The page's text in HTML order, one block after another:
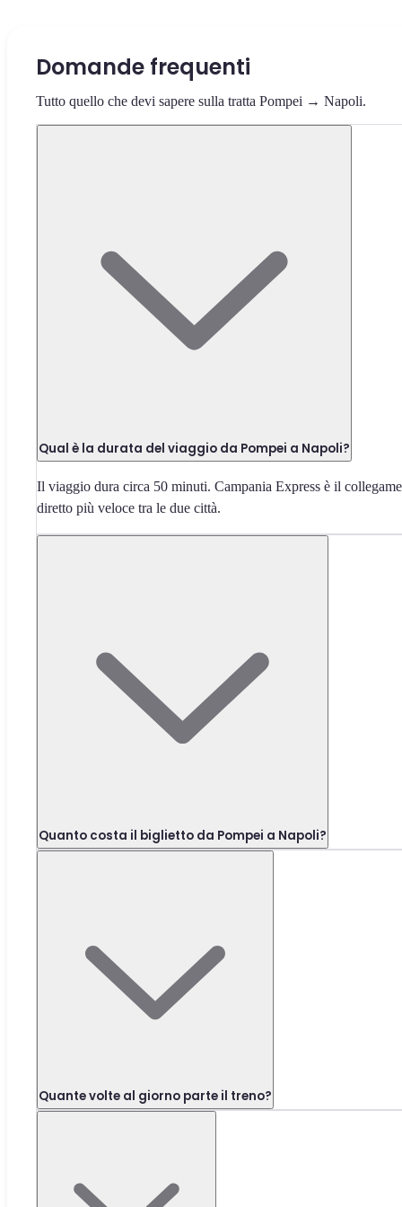
Domande frequenti
Tutto quello che devi sapere sulla tratta Pompei → Napoli.
Qual è la durata del viaggio da Pompei a Napoli?
Il viaggio dura circa 50 minuti. Campania Express è il
diretto più veloce tra le due città.
Quanto costa il biglietto da Pompei a Napoli?
Quante volte al giorno parte il treno?